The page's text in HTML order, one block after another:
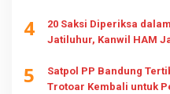
4
20 Saksi Diperiksa
Jatiluhur, Kanwil HAM
5
Satpol PP Bandung
Trotoar Kembali untuk